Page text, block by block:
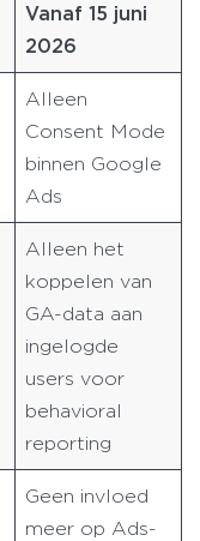
Vanaf 15 juni
2026
Alleen
Consent Mode
binnen Google
Ads
Alleen het
koppelen van
GA-data aan
ingelogde
users voor
behavioral
reporting
Geen invloed
meer op Ads-